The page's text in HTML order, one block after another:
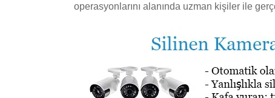
operasyonlarını alanında uzman kişiler ile